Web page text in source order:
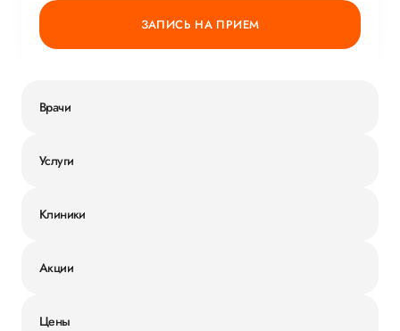
ЗАПИСЬ НА ПРИЕМ
Врачи
Услуги
Клиники
Акции
Цены